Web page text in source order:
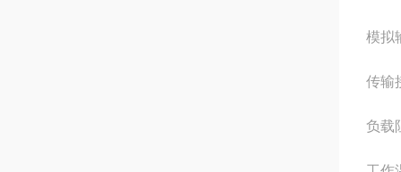
模拟
传输
负载